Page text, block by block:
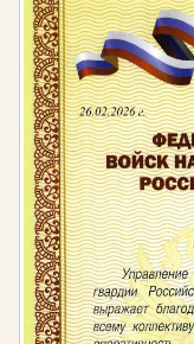
"ГОСТ 12.0.004-
Система
Организация
положения"
безопасности
Росстандарта от
предлагает
доступные цены
У нас Вы